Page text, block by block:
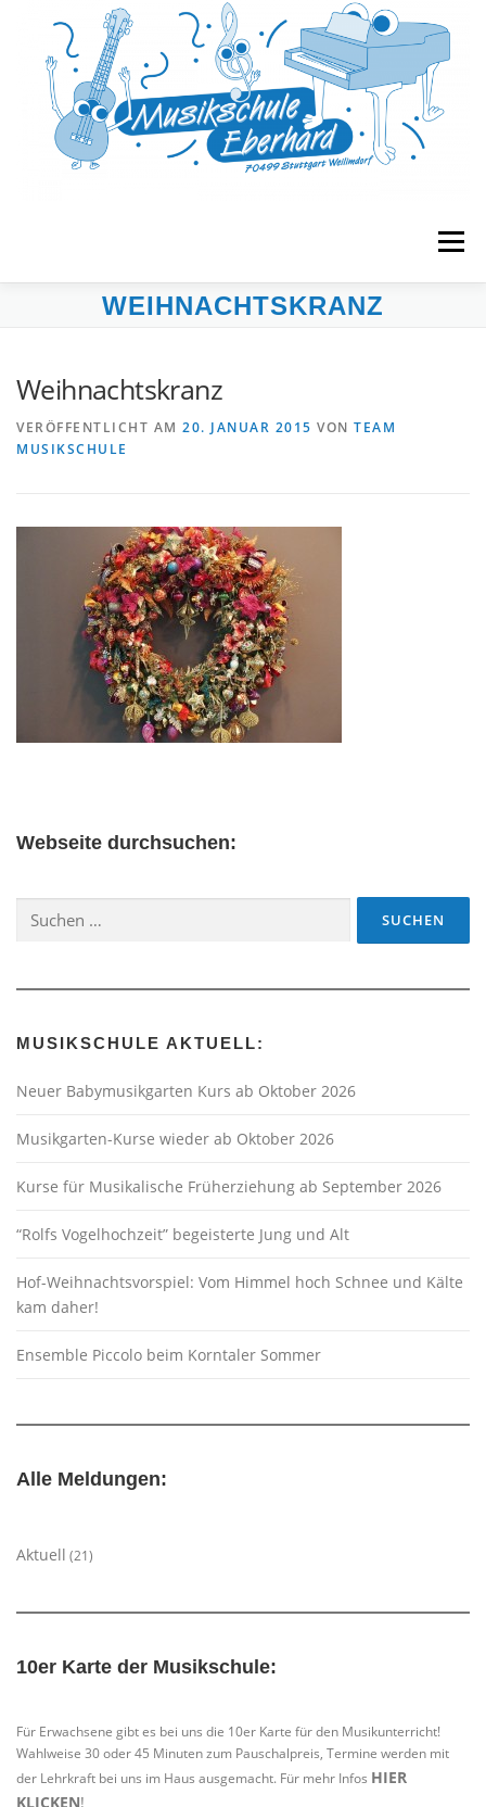
springen
Menü
UNTERRICHT BANDS & ENSEMBLES
WEIHNACHTSKRANZ
Weihnachtskranz
VERÖFFENTLICHT AM 20. JANUAR 2015 VON TEAM
MUSIKSCHULE
Webseite durchsuchen:
nach:
MUSIKSCHULE AKTUELL:
Neuer Babymusikgarten Kurs ab Oktober 2026
Musikgarten-Kurse wieder ab Oktober 2026
Kurse für Musikalische Früherziehung ab September 2026
“Rolfs Vogelhochzeit” begeisterte Jung und Alt
Hof-Weihnachtsvorspiel: Vom Himmel hoch Schnee und Kälte
kam daher!
Ensemble Piccolo beim Korntaler Sommer
Alle Meldungen:
Aktuell (21)
10er Karte der Musikschule:
Für Erwachsene gibt es bei uns die 10er Karte für den Musikunterricht!
Wahlweise 30 oder 45 Minuten zum Pauschalpreis, Termine werden mit
der Lehrkraft bei uns im Haus ausgemacht. Für mehr Infos HIER
KLICKEN!